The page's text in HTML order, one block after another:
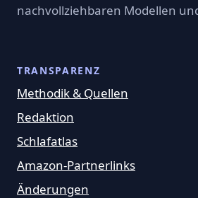
nachvollziehbaren Modellen
TRANSPARENZ
Methodik & Quellen
Redaktion
Schlafatlas
Amazon-Partnerlinks
Änderungen